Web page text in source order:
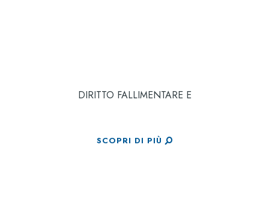
DIRITTO FALLIMENTARE E
SCOPRI DI PIÙ